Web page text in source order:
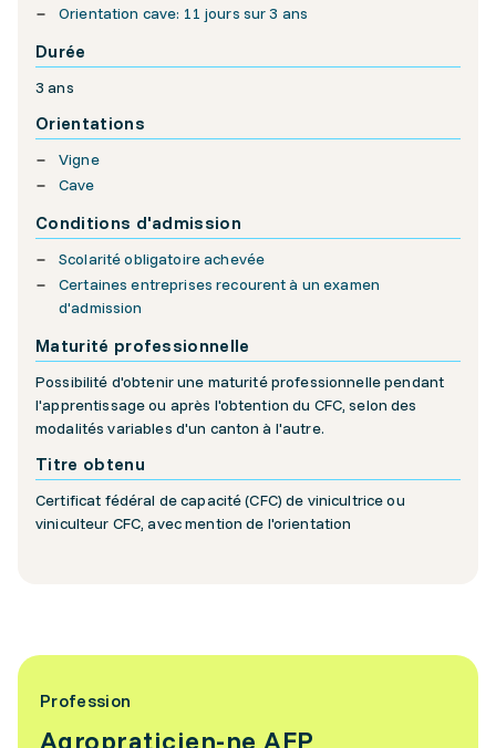
Orientation cave: 11 jours sur 3 ans
Durée
3 ans
Orientations
Vigne
Cave
Conditions d'admission
Scolarité obligatoire achevée
Certaines entreprises recourent à un examen
d'admission
Maturité professionnelle
Possibilité d'obtenir une maturité professionnelle pendant
l'apprentissage ou après l'obtention du CFC, selon des
modalités variables d'un canton à l'autre.
Titre obtenu
Certificat fédéral de capacité (CFC) de vinicultrice ou
viniculteur CFC, avec mention de l'orientation
Profession
Agropraticien-ne AFP